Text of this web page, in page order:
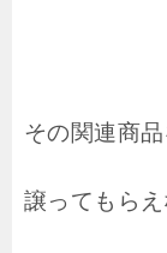
その関連商
譲ってもらえ